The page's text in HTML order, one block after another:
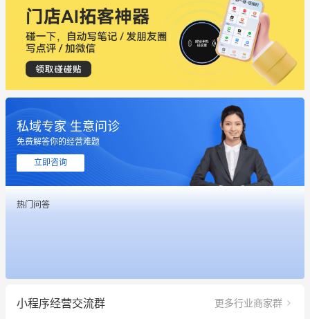
私域专家 生意问诊
免费解答你的经营难题
立即咨询
热门问答
小程序经营交流群 更多行业商家群
这个营销策划案例推荐大家看一下
用有赞就能在微信、小红书同时经营了
餐饮也得靠私域和服务提高竞争力
这个营销策划案例推荐大家看一下